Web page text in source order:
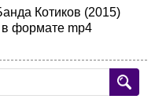
Котиков (2015)
в формате mp4